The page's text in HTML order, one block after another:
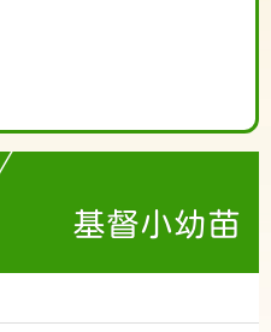
基督小幼苗